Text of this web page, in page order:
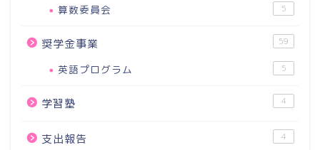
算数委員会 5
奨学金事業 59
英語プログラム 5
学習塾 4
支出報告 4